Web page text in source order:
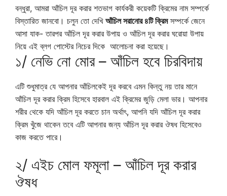
বন্ধুরা, আমরা আঁচিল দূর করার শতভাগ কার্যকরী কয়েকটি ক্রিমের নাম সম্পর্কে
বিস্তারিত জানবো। চলুন তো দেখি আঁচিল সরানোর ৪টি ক্রিমসম্পর্কে জেনে
আসা যাক-তারপর আঁচিল দূর করার উপায় ও আঁচিল দূর করার ঘরোয়া উপায়
নিয়ে এই ব্লগ পোস্টের নিচের দিকে আলোচনা করা হয়েছে।
১/ নেভি নো মোর – আঁচিল হবে চিরবিদায়
এটি শুধুমাত্র যে আপনার আঁচিলকেই দূর করবে এমন কিন্তু নয় তার মানে
আঁচিল দূর করার ক্রিম হিসেবে হারবাল এই ক্রিমের জুড়ি মেলা ভার। আপনার
শরীর থেকে যদি আঁচিল দূর করতে চান অর্থাৎ, আপনি যদি আঁচিল দূর করার
ক্রিম খুঁজে থাকেন তবে এটি আপনার জন্য আঁচিল দূর করার ঔষধ হিসেবেও
কাজ করতে পারে।
২/ এইচ মোল ফমূলা – আঁচিল দূর করার
ঔষধ